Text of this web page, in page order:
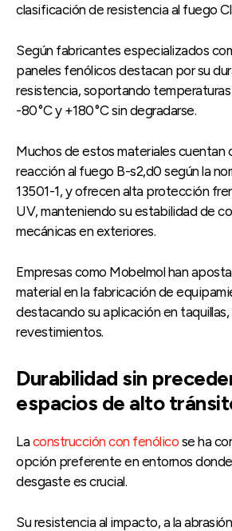
clasificación de resistencia al fuego
Según fabricantes especializados
paneles fenólicos destacan por su
resistencia, soportando
-80 °C y +180 °C sin degradarse.
Muchos de estos materiales cuentan
reacción al fuego B-s2,d0 según la
13501-1, y ofrecen alta protección
UV, manteniendo su estabilidad de
mecánicas en exteriores.
Empresas como Mobelmol han
material en la fabricación de
destacando su aplicación en
revestimientos.
Durabilidad sin
espacios de alto
Laconstrucción con fenólico se ha
opción preferente en entornos
desgaste es crucial.
Su resistencia al impacto, a la